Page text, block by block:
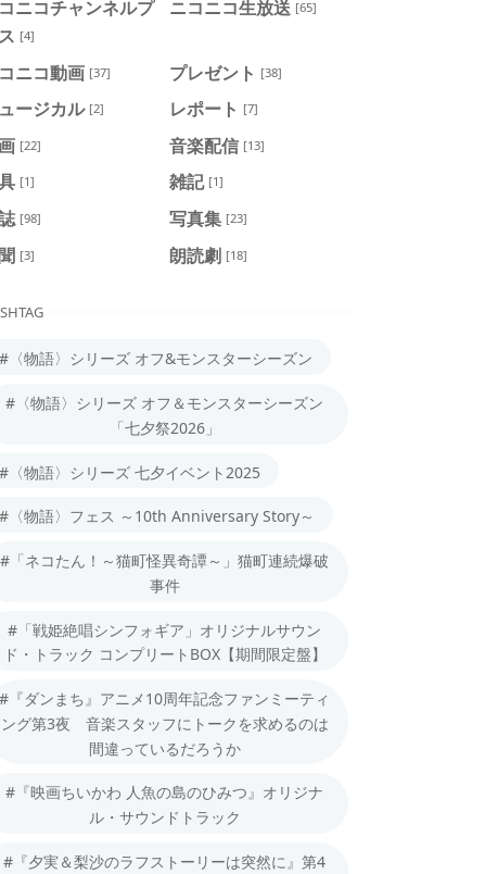
ニコチャンネルプ
[4]
ニコニコ生放送 [65]
ニコ動画 [37] プレゼント [38]
ージカル [2] レポート [7]
[22] 音楽配信 [13]
[1] 雑記 [1]
[98] 写真集 [23]
[3] 朗読劇 [18]
#〈物語〉シリーズ オフ&モンスターシーズン
#〈物語〉シリーズ オフ＆モンスターシーズン
「七夕祭2026」
#〈物語〉シリーズ 七夕イベント2025
#〈物語〉フェス ～10th Anniversary Story～
#「ネコたん！～猫町怪異奇譚～」猫町連続爆破
事件
#「戦姫絶唱シンフォギア」オリジナルサウン
ド・トラック コンプリートBOX【期間限定盤】
#『ダンまち』アニメ10周年記念ファンミーティ
ング第3夜 音楽スタッフにトークを求めるのは
間違っているだろうか
#『映画ちいかわ 人魚の島のひみつ』オリジナ
ル・サウンドトラック
#『夕実＆梨沙のラフストーリーは突然に』第4